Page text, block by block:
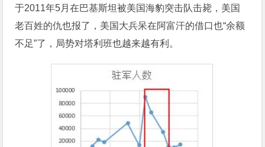
于2011年5月在巴基斯坦被美国海豹突击队击毙，美国
老百姓的仇也报了，美国大兵呆在阿富汗的借口也“余额
不足”了，局势对塔利班也越来越有利。